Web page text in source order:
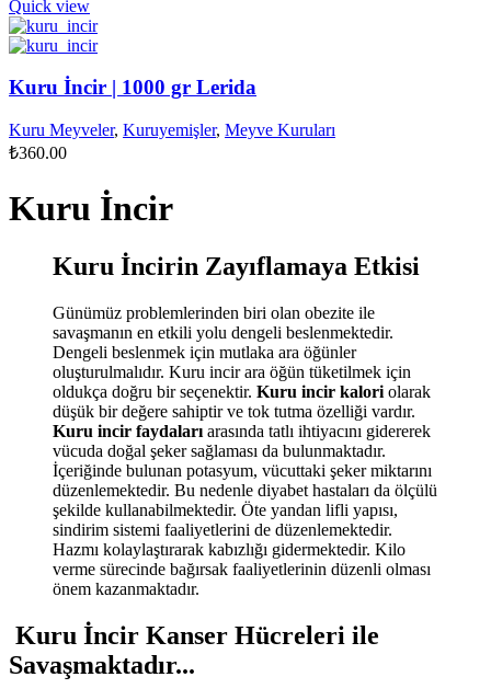
Quick view
Kuru İncir | 1000 gr Lerida
Kuru Meyveler, Kuruyemişler, Meyve Kuruları
₺360.00
Kuru İncir
Kuru İncirin Zayıflamaya Etkisi
Günümüz problemlerinden biri olan obezite ile
savaşmanın en etkili yolu dengeli beslenmektedir.
Dengeli beslenmek için mutlaka ara öğünler
oluşturulmalıdır. Kuru incir ara öğün tüketilmek için
oldukça doğru bir seçenektir. Kuru incir kalori olarak
düşük bir değere sahiptir ve tok tutma özelliği vardır.
Kuru incir faydaları arasında tatlı ihtiyacını gidererek
vücuda doğal şeker sağlaması da bulunmaktadır.
İçeriğinde bulunan potasyum, vücuttaki şeker miktarını
düzenlemektedir. Bu nedenle diyabet hastaları da ölçülü
şekilde kullanabilmektedir. Öte yandan lifli yapısı,
sindirim sistemi faaliyetlerini de düzenlemektedir.
Hazmı kolaylaştırarak kabızlığı gidermektedir. Kilo
verme sürecinde bağırsak faaliyetlerinin düzenli olması
önem kazanmaktadır.
Kuru İncir Kanser Hücreleri ile
Savaşmaktadır...